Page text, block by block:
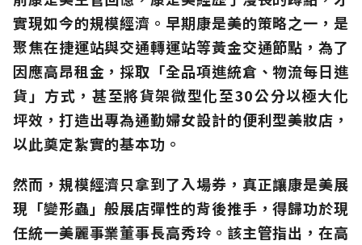
實現如今的規模經濟。早期康是美的策略之一，是
聚焦在捷運站與交通轉運站等黃金交通節點，為了
因應高昂租金，採取「全品項進統倉、物流每日進
貨」方式，甚至將貨架微型化至30公分以極大化
坪效，打造出專為通勤婦女設計的便利型美妝店，
以此奠定紮實的基本功。
然而，規模經濟只拿到了入場券，真正讓康是美展
現「變形蟲」般展店彈性的背後推手，得歸功於現
任統一美麗事業董事長高秀玲。該主管指出，在高